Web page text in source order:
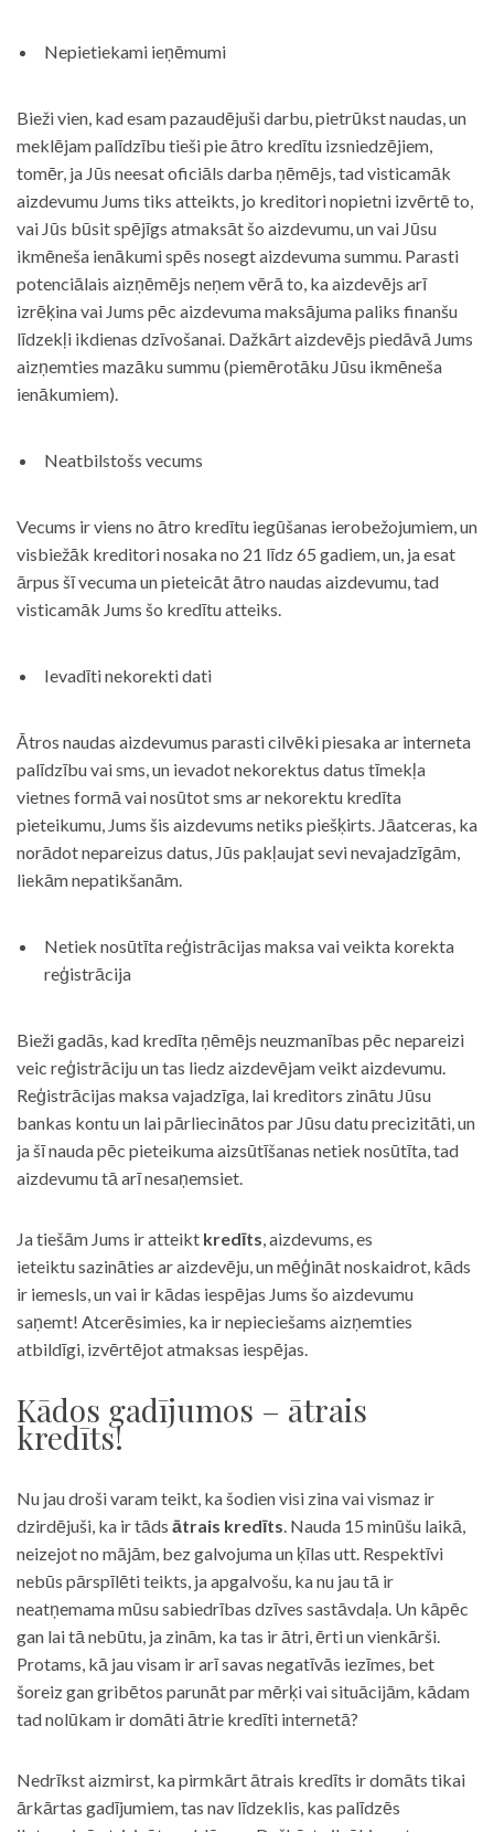
Nepietiekami ieņēmumi
Bieži vien, kad esam pazaudējuši darbu, pietrūkst naudas, un
meklējam palīdzību tieši pie ātro kredītu izsniedzējiem,
tomēr, ja Jūs neesat oficiāls darba ņēmējs, tad visticamāk
aizdevumu Jums tiks atteikts, jo kreditori nopietni izvērtē to,
vai Jūs būsit spējīgs atmaksāt šo aizdevumu, un vai Jūsu
ikmēneša ienākumi spēs nosegt aizdevuma summu. Parasti
potenciālais aizņēmējs neņem vērā to, ka aizdevējs arī
izrēķina vai Jums pēc aizdevuma maksājuma paliks finanšu
līdzekļi ikdienas dzīvošanai. Dažkārt aizdevējs piedāvā Jums
aizņemties mazāku summu (piemērotāku Jūsu ikmēneša
ienākumiem).
Neatbilstošs vecums
Vecums ir viens no ātro kredītu iegūšanas ierobežojumiem, un
visbiežāk kreditori nosaka no 21 līdz 65 gadiem, un, ja esat
ārpus šī vecuma un pieteicāt ātro naudas aizdevumu, tad
visticamāk Jums šo kredītu atteiks.
Ievadīti nekorekti dati
Ātros naudas aizdevumus parasti cilvēki piesaka ar interneta
palīdzību vai sms, un ievadot nekorektus datus tīmekļa
vietnes formā vai nosūtot sms ar nekorektu kredīta
pieteikumu, Jums šis aizdevums netiks piešķirts. Jāatceras, ka
norādot nepareizus datus, Jūs pakļaujat sevi nevajadzīgām,
liekām nepatikšanām.
Netiek nosūtīta reģistrācijas maksa vai veikta korekta
reģistrācija
Bieži gadās, kad kredīta ņēmējs neuzmanības pēc nepareizi
veic reģistrāciju un tas liedz aizdevējam veikt aizdevumu.
Reģistrācijas maksa vajadzīga, lai kreditors zinātu Jūsu
bankas kontu un lai pārliecinātos par Jūsu datu precizitāti, un
ja šī nauda pēc pieteikuma aizsūtīšanas netiek nosūtīta, tad
aizdevumu tā arī nesaņemsiet.
Ja tiešām Jums ir atteikt kredīts, aizdevums, es
ieteiktu sazināties ar aizdevēju, un mēģināt noskaidrot, kāds
ir iemesls, un vai ir kādas iespējas Jums šo aizdevumu
saņemt! Atcerēsimies, ka ir nepieciešams aizņemties
atbildīgi, izvērtējot atmaksas iespējas.
Kādos gadījumos – ātrais
kredīts!
Nu jau droši varam teikt, ka šodien visi zina vai vismaz ir
dzirdējuši, ka ir tāds ātrais kredīts. Nauda 15 minūšu laikā,
neizejot no mājām, bez galvojuma un ķīlas utt. Respektīvi
nebūs pārspīlēti teikts, ja apgalvošu, ka nu jau tā ir
neatņemama mūsu sabiedrības dzīves sastāvdaļa. Un kāpēc
gan lai tā nebūtu, ja zinām, ka tas ir ātri, ērti un vienkārši.
Protams, kā jau visam ir arī savas negatīvās iezīmes, bet
šoreiz gan gribētos parunāt par mērķi vai situācijām, kādam
tad nolūkam ir domāti ātrie kredīti internetā?
Nedrīkst aizmirst, ka pirmkārt ātrais kredīts ir domāts tikai
ārkārtas gadījumiem, tas nav līdzeklis, kas palīdzēs